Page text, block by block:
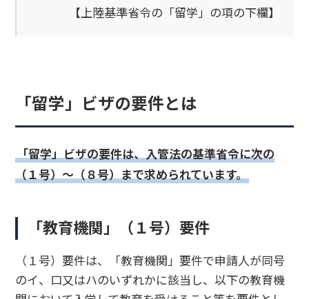
【上陸基準省令の「留学」の項の下欄】
「留学」ビザの要件とは
「留学」ビザの要件は、入管法の基準省令に次の
（１号）～（８号）まで求められています。
「教育機関」（１号）要件
（１号）要件は、「教育機関」要件で申請人が同号
のイ、口又はハのいずれかに該当し、以下の教育機